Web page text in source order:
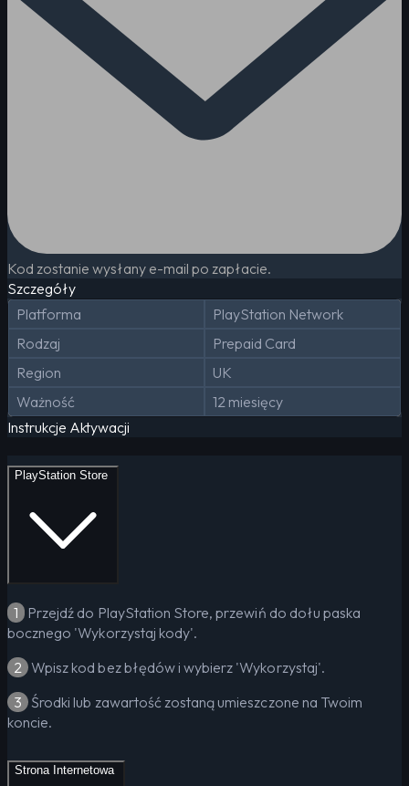
Kod zostanie wysłany e-mail po zapłacie.
Szczegóły
Platforma
PlayStation Network
Rodzaj
Prepaid Card
Region
UK
Ważność
12 miesięcy
Instrukcje Aktywacji
PlayStation Store
1 Przejdź do PlayStation Store, przewiń do dołu paska
bocznego 'Wykorzystaj kody'.
2 Wpisz kod bez błędów i wybierz 'Wykorzystaj'.
3 Środki lub zawartość zostaną umieszczone na Twoim
koncie.
Strona Internetowa